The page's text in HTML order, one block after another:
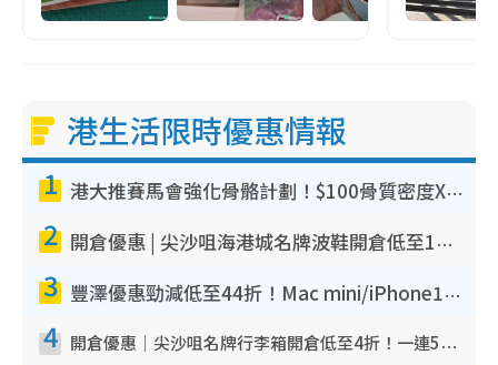
港生活限時優惠情報
1 港大推賽馬會強化骨骼計劃！$100骨質密度X光檢查 完成免費運動訓練送超市禮券！附參加資格
2 開倉優惠 | 尖沙咀海港城名牌波鞋開倉低至1折！On鞋$899起／Joy&Peace鞋履$98起
3 豐澤優惠勁減低至44折！Mac mini/iPhone17Pro大減價！廚房家電$220起
4 開倉優惠｜尖沙咀名牌行李箱開倉低至4折！一連5日 American Tourister/ace./Hallmark $200起！